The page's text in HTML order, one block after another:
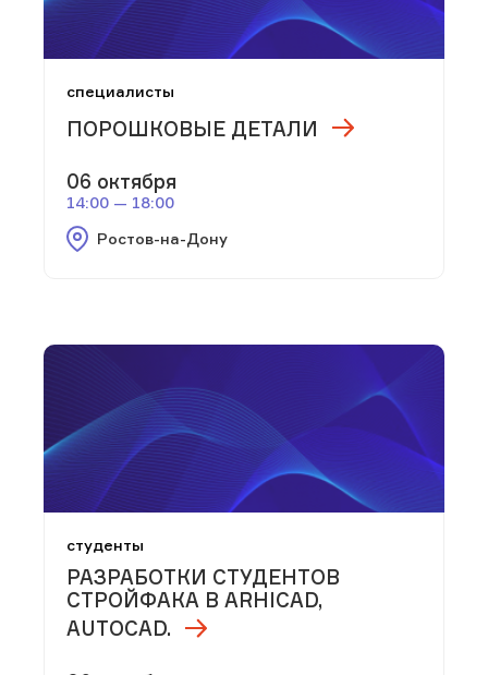
специалисты
ПОРОШКОВЫЕ ДЕТАЛИ
06 октября
14:00 — 18:00
Ростов-на-Дону
студенты
РАЗРАБОТКИ СТУДЕНТОВ
СТРОЙФАКА В ARHICAD,
AUTOCAD.